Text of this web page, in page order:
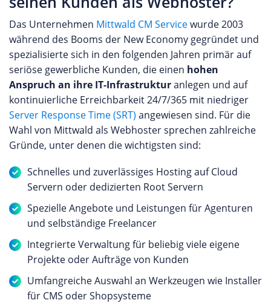
Das Unternehmen Mittwald CM Servicewurde 2003
während des Booms der New Economy gegründet und
spezialisierte sich in den folgenden Jahren primär auf
seriöse gewerbliche Kunden, die einen hohen
Anspruch an ihre IT-Infrastrukturanlegen und auf
kontinuierliche Erreichbarkeit 24/7/365 mit niedriger
Server Response Time (SRT) angewiesen sind. Für die
Wahl von Mittwald als Webhoster sprechen zahlreiche
Gründe, unter denen die wichtigsten sind:
Schnelles und zuverlässiges Hosting auf Cloud
Servern oder dedizierten Root Servern
Spezielle Angebote und Leistungen für Agenturen
und selbständige Freelancer
Integrierte Verwaltung für beliebig viele eigene
Projekte oder Aufträge von Kunden
Umfangreiche Auswahl an Werkzeugen wie Installer
für CMS oder Shopsysteme